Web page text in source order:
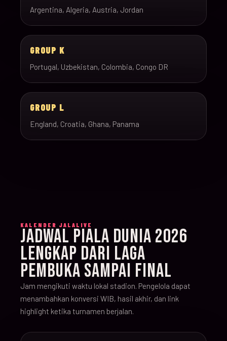
Argentina, Algeria, Austria, Jordan
GROUP K
Portugal, Uzbekistan, Colombia, Congo DR
GROUP L
England, Croatia, Ghana, Panama
KALENDER JALALIVE
JADWAL PIALA DUNIA 2026
LENGKAP DARI LAGA
PEMBUKA SAMPAI FINAL
Jam mengikuti waktu lokal stadion. Pengelola dapat
menambahkan konversi WIB, hasil akhir, dan link
highlight ketika turnamen berjalan.